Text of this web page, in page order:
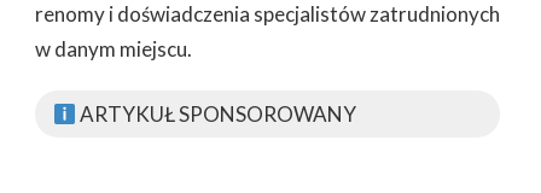
renomy i doświadczenia specjalistów zatrudnionych
w danym miejscu.
ARTYKUŁ SPONSOROWANY